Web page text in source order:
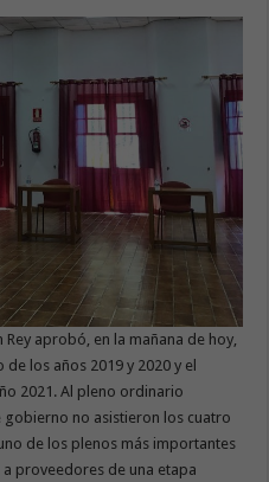
aprobó, en la mañana de hoy,
los años 2019 y 2020 y el
2021. Al pleno ordinario
no asistieron los cuatro
de los plenos más importantes
proveedores de una etapa